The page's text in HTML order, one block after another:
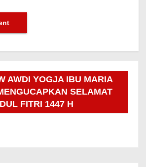
AWDI YOGJA IBU MARIA
SELAMAT
FITRI 1447 H